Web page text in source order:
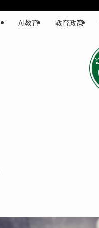
AI教育 教育政策